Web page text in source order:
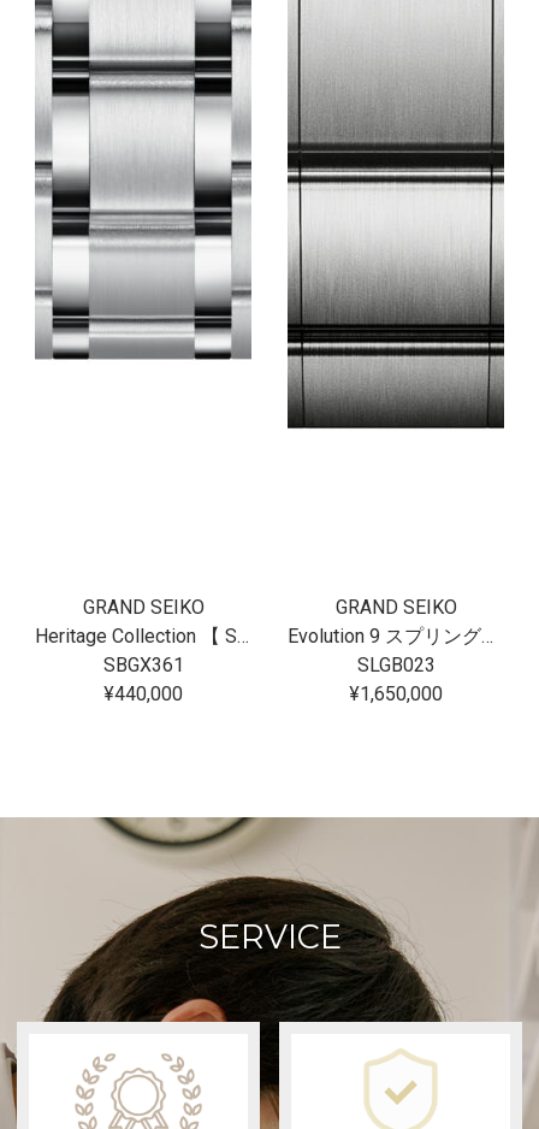
GRAND SEIKO
Heritage Collection 【 SBGX361 】
SBGX361
¥440,000
GRAND SEIKO
Evolution 9 スプリングドライブU.F.A. Ushio 300 Diver SLGB023
SLGB023
¥1,650,000
SERVICE